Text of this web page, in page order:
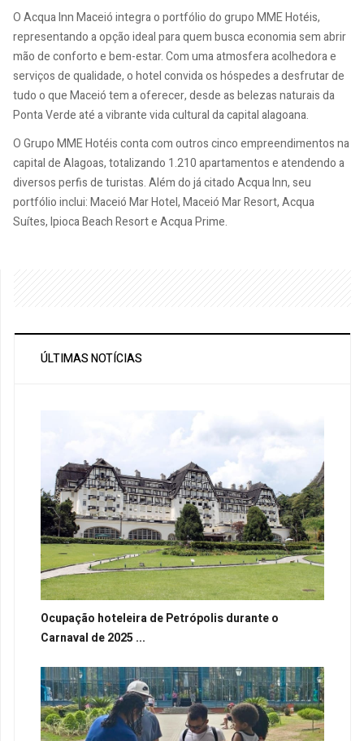
O Acqua Inn Maceió integra o portfólio do grupo MME Hotéis,
representando a opção ideal para quem busca economia sem abrir
mão de conforto e bem-estar. Com uma atmosfera acolhedora e
serviços de qualidade, o hotel convida os hóspedes a desfrutar de
tudo o que Maceió tem a oferecer, desde as belezas naturais da
Ponta Verde até a vibrante vida cultural da capital alagoana.
O Grupo MME Hotéis conta com outros cinco empreendimentos na
capital de Alagoas, totalizando 1.210 apartamentos e atendendo a
diversos perfis de turistas. Além do já citado Acqua Inn, seu
portfólio inclui: Maceió Mar Hotel, Maceió Mar Resort, Acqua
Suítes, Ipioca Beach Resort e Acqua Prime.
ÚLTIMAS NOTÍCIAS
Ocupação hoteleira de Petrópolis durante o
Carnaval de 2025 ...